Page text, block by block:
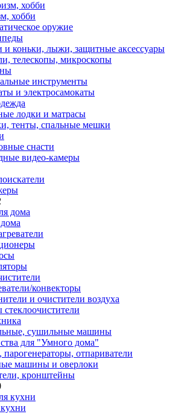
хобби
оружие
и коньки, лыжи, защитные аксессуары
телескопы, микроскопы
инструменты
и электросамокаты
лодки и матрасы
тенты, спальные мешки
снасти
видео-камеры
конвекторы
и очистители воздуха
стеклоочистители
сушильные машины
для "Умного дома"
отпариватели
машины и оверлоки
кронштейны